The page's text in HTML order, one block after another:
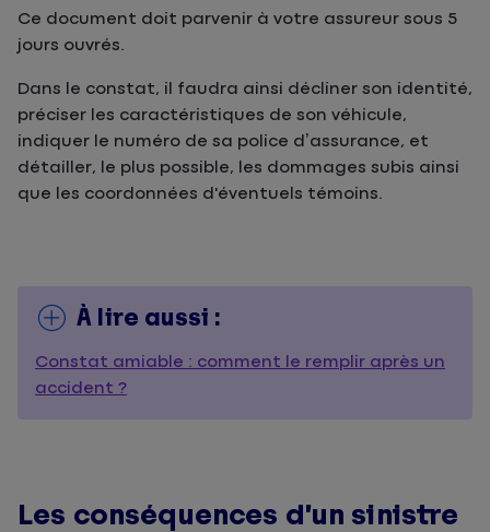
Ce document doit parvenir à votre assureur sous 5
jours ouvrés.
Dans le constat, il faudra ainsi décliner son identité,
préciser les caractéristiques de son véhicule,
indiquer le numéro de sa police d’assurance, et
détailler, le plus possible, les dommages subis ainsi
que les coordonnées d'éventuels témoins.
À lire aussi :
Constat amiable : comment le remplir après un
accident ?
Les conséquences d’un sinistre